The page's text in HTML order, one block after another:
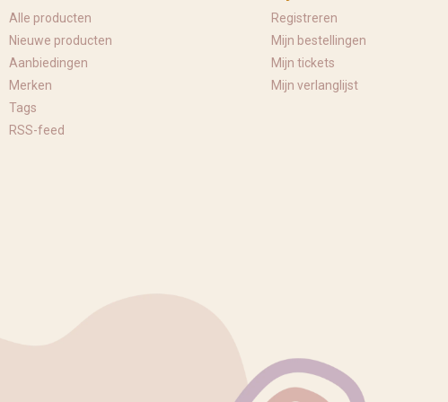
Alle producten
Nieuwe producten
Aanbiedingen
Merken
Tags
RSS-feed
Registreren
Mijn bestellingen
Mijn tickets
Mijn verlanglijst